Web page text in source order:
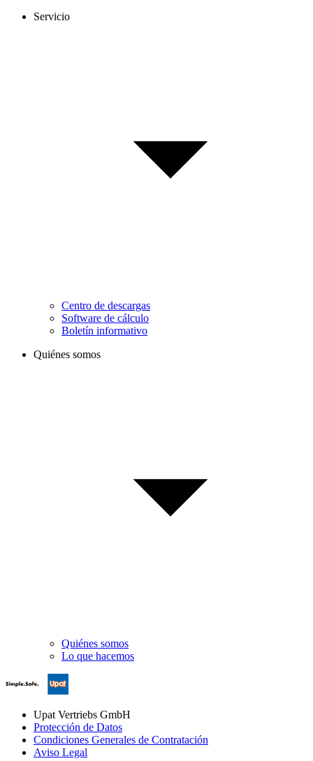
Servicio
Centro de descargas
Software de cálculo
Boletín informativo
Quiénes somos
Quiénes somos
Lo que hacemos
Upat Vertriebs GmbH
Protección de Datos
Condiciones Generales de Contratación
Aviso Legal